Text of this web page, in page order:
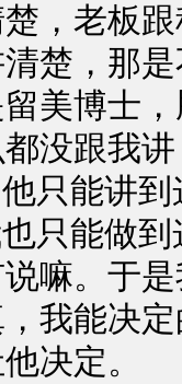
，老板
楚，那
美博士
没跟我
只能讲
只能做
嘛。于
我能决
决定。